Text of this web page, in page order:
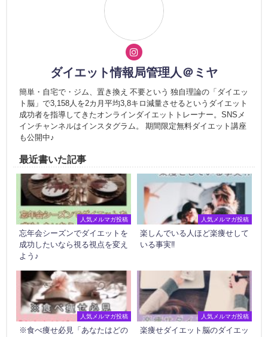
ダイエット情報局管理人＠ミヤ
簡単・自宅で・ジム、置き換え 不要という 独自理論の「ダイエッ
ト脳」で3,158人を2カ月平均3,8キロ減量させるというダイエット
成功者を指導してきたオンラインダイエットトレーナー。SNSメ
インチャンネルはインスタグラム。 期間限定無料ダイエット講座
も公開中♪
最近書いた記事
人気メルマガ投稿
忘年会シーズンでダイエットを
成功したいなら視る視点を変え
よう♪
人気メルマガ投稿
楽しんでいる人ほど楽痩せして
いる事実‼
人気メルマガ投稿
※食べ痩せ必見「あなたはどの
人気メルマガ投稿
楽痩せダイエット脳のダイエッ